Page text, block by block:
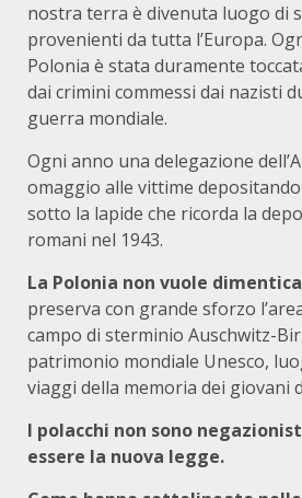
nostra terra è divenuta luogo di
provenienti da tutta l’Europa.
Polonia è stata duramente
dai crimini commessi dai nazisti
guerra mondiale.
Ogni anno una delegazione
omaggio alle vittime
sotto la lapide che ricorda la
romani nel 1943.
La Polonia non vuole
preserva con grande sforzo
campo di sterminio Auschwitz-
patrimonio mondiale Unesco,
viaggi della memoria dei giovani
I polacchi non sono
essere la nuova legge.